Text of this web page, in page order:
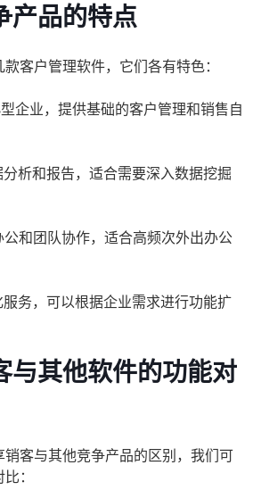
产品的特点
客户管理软件，它们各有特色：
企业，提供基础的客户管理和销售自
分析和报告，适合需要深入数据挖掘
公和团队协作，适合高频次外出办公
服务，可以根据企业需求进行功能扩
与其他软件的功能对
客与其他竞争产品的区别，我们可
：